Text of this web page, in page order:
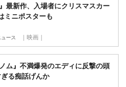
最新作、入場者にクリスマスカー
ミニポスターも
ュース ｜映画｜
ム』不満爆発のエディに反撃の頭
る痴話げんか